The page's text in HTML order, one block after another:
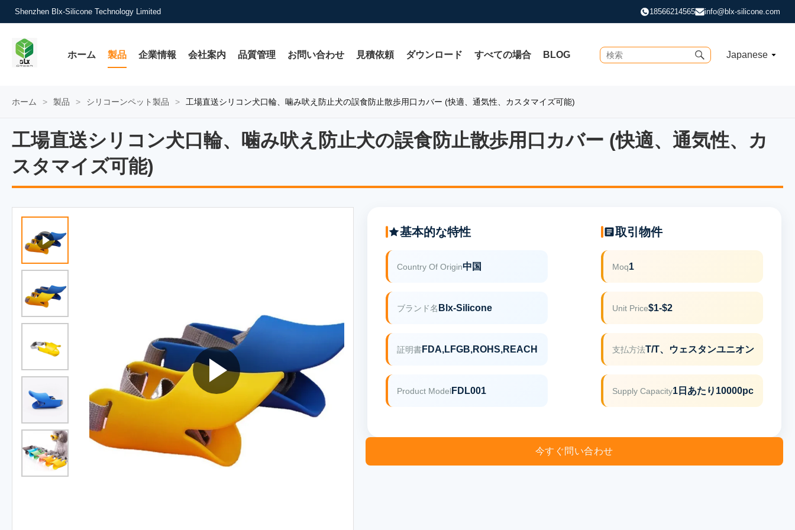
Shenzhen Blx-Silicone Technology Limited 18566214565 info@blx-silicone.com
ホーム 製品 企業情報 会社案内 品質管理 お問い合わせ 見積依頼 ダウンロード すべての場合 BLOG Japanese
ホーム > 製品 > シリコーンペット製品 > 工場直送シリコン犬口輪、噛み吠え防止犬の誤食防止散歩用口カバー (快適、通気性、カスタマイズ可能)
工場直送シリコン犬口輪、噛み吠え防止犬の誤食防止散歩用口カバー (快適、通気性、カ
スタマイズ可能)
工場直送シリコン犬口輪、噛み吠え防止犬の誤食防止散歩用口カバー (快適、通気性、カ
基本的な特性
Country Of Origin中国
ブランド名 Blx-Silicone
証明書FDA,LFGB,ROHS,REACH
Product Model FDL001
取引物件
Moq1
Unit Price$1-$2
支払方法T/T、ウェスタンユニオン
Supply Capacity1日あたり10000pc
今すぐ問い合わせ